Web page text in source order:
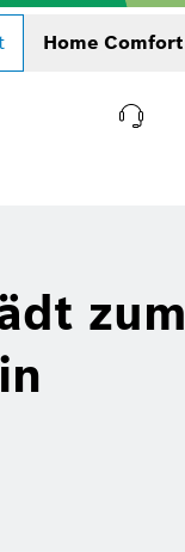
Home Comfort
zum